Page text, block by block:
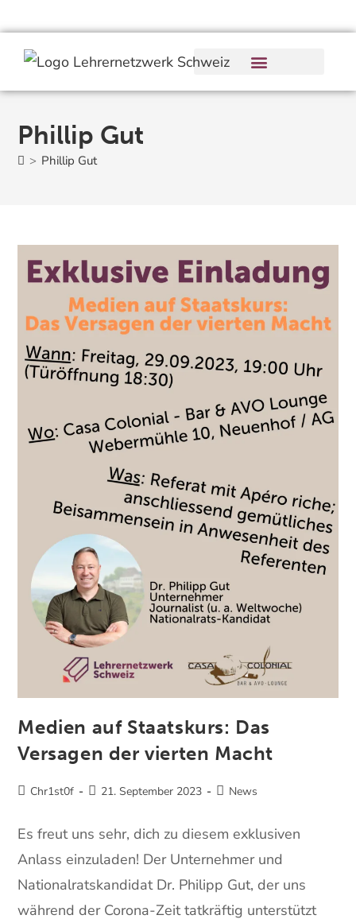
Phillip Gut
> Phillip Gut
Medien auf Staatskurs: Das
Versagen der vierten Macht
Chr1st0f 21. September 2023 News
Es freut uns sehr, dich zu diesem exklusiven
Anlass einzuladen! Der Unternehmer und
Nationalratskandidat Dr. Philipp Gut, der uns
während der Corona-Zeit tatkräftig unterstützt